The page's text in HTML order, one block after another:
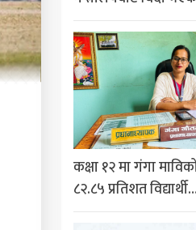
कक्षा १२ मा गंगा
८२.८५ प्रतिशत विद्यार्थी…